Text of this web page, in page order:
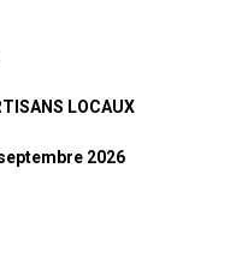
LOCAUX
2026